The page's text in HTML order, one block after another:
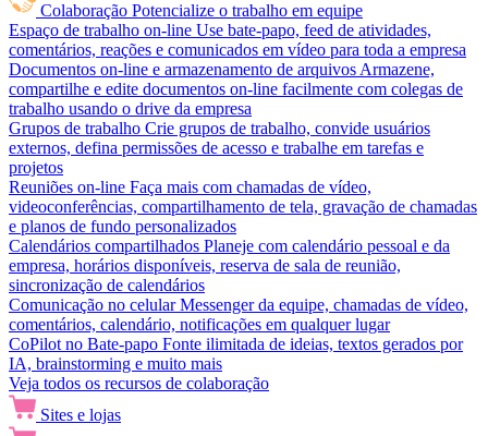
Colaboração Potencialize o trabalho em equipe
Espaço de trabalho on-line Use bate-papo, feed de atividades,
comentários, reações e comunicados em vídeo para toda a empresa
Documentos on-line e armazenamento de arquivos Armazene,
compartilhe e edite documentos on-line facilmente com colegas de
trabalho usando o drive da empresa
Grupos de trabalho Crie grupos de trabalho, convide usuários
externos, defina permissões de acesso e trabalhe em tarefas e
projetos
Reuniões on-line Faça mais com chamadas de vídeo,
videoconferências, compartilhamento de tela, gravação de chamadas
e planos de fundo personalizados
Calendários compartilhados Planeje com calendário pessoal e da
empresa, horários disponíveis, reserva de sala de reunião,
sincronização de calendários
Comunicação no celular Messenger da equipe, chamadas de vídeo,
comentários, calendário, notificações em qualquer lugar
CoPilot no Bate-papo Fonte ilimitada de ideias, textos gerados por
IA, brainstorming e muito mais
Veja todos os recursos de colaboração
Sites e lojas